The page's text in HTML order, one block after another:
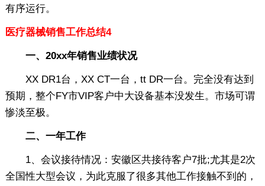
有序运行。
医疗器械销售工作总结4
一、20xx年销售业绩状况
XX DR1台，XX CT一台，tt DR一台。完全没有达到
预期，整个FY市VIP客户中大设备基本没发生。市场可谓
惨淡至极。
二、一年工作
1、会议接待情况：安徽区共接待客户7批;尤其是2次
全国性大型会议，为此克服了很多其他工作接触不到的，